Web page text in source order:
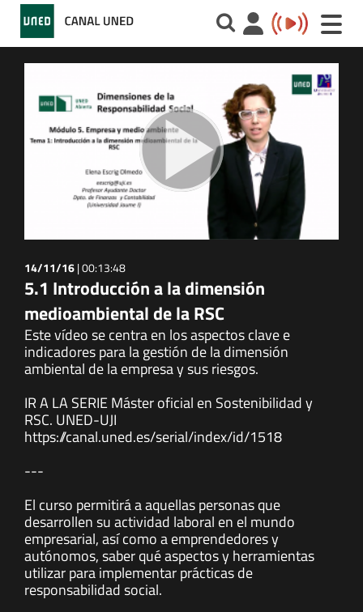
Toggle
14/11/16|00:13:48
5.1 Introducción a la dimensión
medioambiental de la RSC
Este vídeo se centra en los aspectos clave e
indicadores para la gestión de la dimensión
ambiental de la empresa y sus riesgos.
IR A LA SERIE Máster oficial en Sostenibilidad y
RSC. UNED-UJI
https://canal.uned.es/serial/index/id/1518
---
El curso permitirá a aquellas personas que
desarrollen su actividad laboral en el mundo
empresarial, así como a emprendedores y
autónomos, saber qué aspectos y herramientas
utilizar para implementar prácticas de
responsabilidad social.